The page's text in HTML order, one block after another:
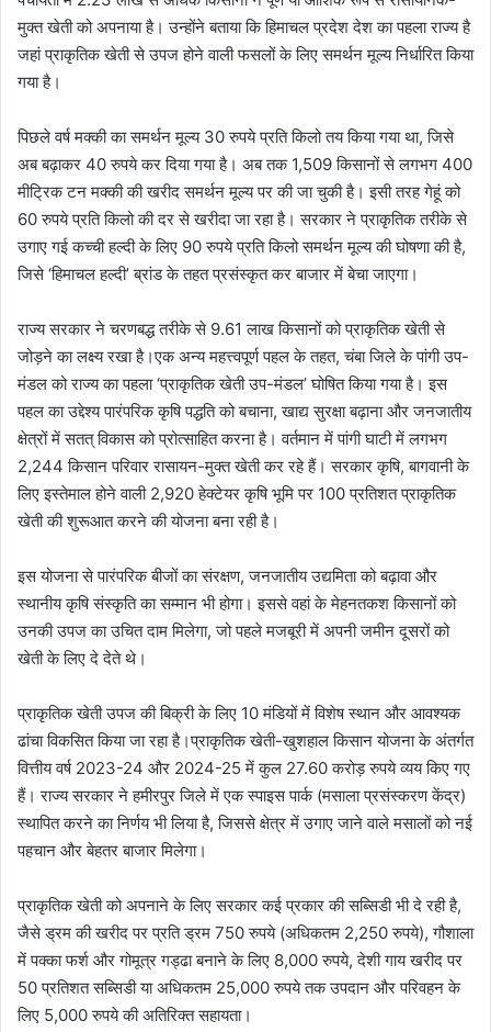
मुक्त खेती को अपनाया है। उन्होंने बताया कि हिमाचल प्रदेश देश का पहला राज्य है
जहां प्राकृतिक खेती से उपज होने वाली फसलों के लिए समर्थन मूल्य निर्धारित किया
गया है।
पिछले वर्ष मक्की का समर्थन मूल्य 30 रुपये प्रति किलो तय किया गया था, जिसे
अब बढ़ाकर 40 रुपये कर दिया गया है। अब तक 1,509 किसानों से लगभग 400
मीट्रिक टन मक्की की खरीद समर्थन मूल्य पर की जा चुकी है। इसी तरह गेहूं को
60 रुपये प्रति किलो की दर से खरीदा जा रहा है। सरकार ने प्राकृतिक तरीके से
उगाए गई कच्ची हल्दी के लिए 90 रुपये प्रति किलो समर्थन मूल्य की घोषणा की है,
जिसे ‘हिमाचल हल्दी’ ब्रांड के तहत प्रसंस्कृत कर बाजार में बेचा जाएगा।
राज्य सरकार ने चरणबद्ध तरीके से 9.61 लाख किसानों को प्राकृतिक खेती से
जोड़ने का लक्ष्य रखा है।एक अन्य महत्त्वपूर्ण पहल के तहत, चंबा जिले के पांगी उप-
मंडल को राज्य का पहला ‘प्राकृतिक खेती उप-मंडल’ घोषित किया गया है। इस
पहल का उद्देश्य पारंपरिक कृषि पद्धति को बचाना, खाद्य सुरक्षा बढ़ाना और जनजातीय
क्षेत्रों में सतत् विकास को प्रोत्साहित करना है। वर्तमान में पांगी घाटी में लगभग
2,244 किसान परिवार रासायन-मुक्त खेती कर रहे हैं। सरकार कृषि, बागवानी के
लिए इस्तेमाल होने वाली 2,920 हेक्टेयर कृषि भूमि पर 100 प्रतिशत प्राकृतिक
खेती की शुरूआत करने की योजना बना रही है।
इस योजना से पारंपरिक बीजों का संरक्षण, जनजातीय उद्यमिता को बढ़ावा और
स्थानीय कृषि संस्कृति का सम्मान भी होगा। इससे वहां के मेहनतकश किसानों को
उनकी उपज का उचित दाम मिलेगा, जो पहले मजबूरी में अपनी जमीन दूसरों को
खेती के लिए दे देते थे।
प्राकृतिक खेती उपज की बिक्री के लिए 10 मंडियों में विशेष स्थान और आवश्यक
ढांचा विकसित किया जा रहा है।प्राकृतिक खेती-खुशहाल किसान योजना के अंतर्गत
वित्तीय वर्ष 2023-24 और 2024-25 में कुल 27.60 करोड़ रुपये व्यय किए गए
हैं। राज्य सरकार ने हमीरपुर जिले में एक स्पाइस पार्क (मसाला प्रसंस्करण केंद्र)
स्थापित करने का निर्णय भी लिया है, जिससे क्षेत्र में उगाए जाने वाले मसालों को नई
पहचान और बेहतर बाजार मिलेगा।
प्राकृतिक खेती को अपनाने के लिए सरकार कई प्रकार की सब्सिडी भी दे रही है,
जैसे ड्रम की खरीद पर प्रति ड्रम 750 रुपये (अधिकतम 2,250 रुपये), गौशाला
में पक्का फर्श और गोमूत्र गड्ढा बनाने के लिए 8,000 रुपये, देशी गाय खरीद पर
50 प्रतिशत सब्सिडी या अधिकतम 25,000 रुपये तक उपदान और परिवहन के
लिए 5,000 रुपये की अतिरिक्त सहायता।